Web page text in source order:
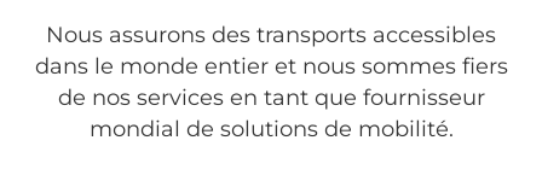
Nous assurons des transports accessibles
dans le monde entier et nous sommes fiers
de nos services en tant que fournisseur
mondial de solutions de mobilité.